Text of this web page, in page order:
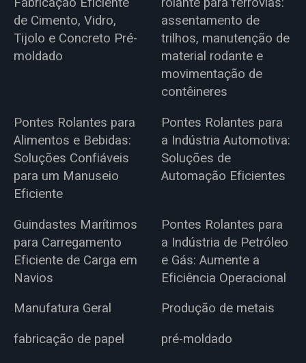
de Cimento, Vidro,
Tijolo e Concreto Pré-
moldado
assentamento de
trilhos, manutenção de
material rodante e
movimentação de
contêineres
Pontes Rolantes para
Alimentos e Bebidas:
Soluções Confiáveis
para um Manuseio
Eficiente
Pontes Rolantes para
a Indústria Automotiva:
Soluções de
Automação Eficientes
Guindastes Marítimos
para Carregamento
Eficiente de Carga em
Navios
Pontes Rolantes para
a Indústria de Petróleo
e Gás: Aumente a
Eficiência Operacional
Manufatura Geral
Produção de metais
fabricação de papel
pré-moldado